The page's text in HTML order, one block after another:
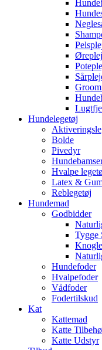
Hundelegetøj
Bolde
Pivedyr
Hvalpe
Latex &
Reblegetøj
Hundemad
Godbidder
Tygge
Hundefoder
Hvalpefoder
Vådfoder
Fodertilskud
Kat
Kattemad
Katte
Katte Udstyr